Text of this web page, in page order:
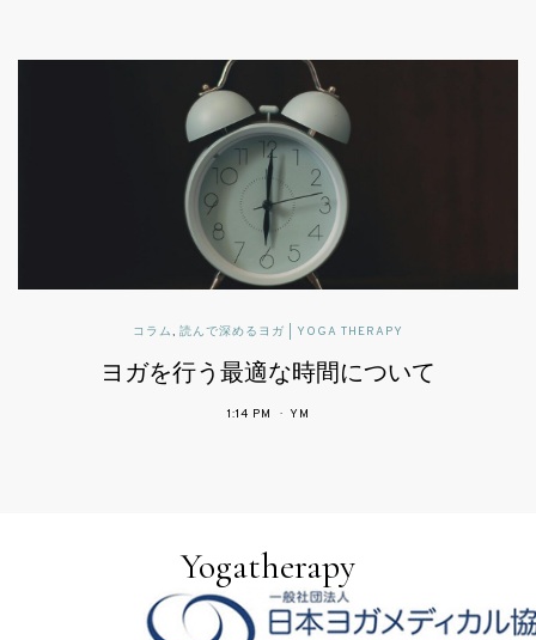
パブリックヘルスに活かすヨガセラピー
患者中心の医療で期待されるヨガ
4:34 PM
Yogatherapy